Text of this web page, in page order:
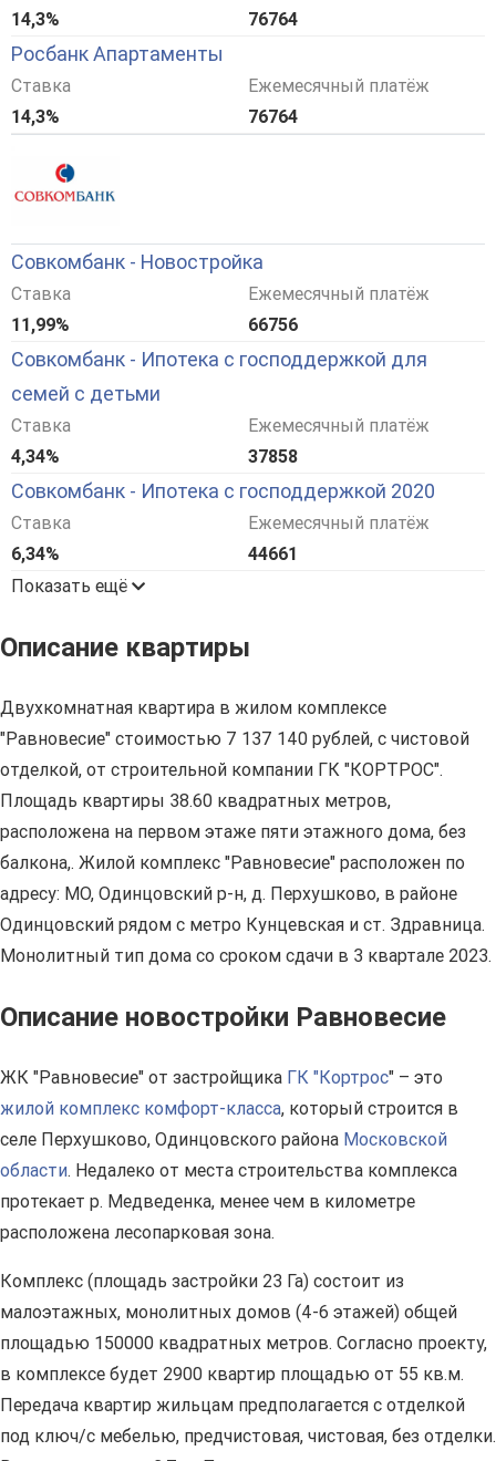
14,3% 76764
Росбанк Апартаменты
Ставка
14,3%
Ежемесячный платёж
76764
Совкомбанк - Новостройка
Ставка
11,99%
Ежемесячный платёж
66756
Совкомбанк - Ипотека с господдержкой для
семей с детьми
Ставка
4,34%
Ежемесячный платёж
37858
Совкомбанк - Ипотека с господдержкой 2020
Ставка
6,34%
Ежемесячный платёж
44661
Показать ещё
Описание квартиры
Двухкомнатная квартира в жилом комплексе
"Равновесие" стоимостью 7 137 140 рублей, с чистовой
отделкой, от строительной компании ГК "КОРТРОС".
Площадь квартиры 38.60 квадратных метров,
расположена на первом этаже пяти этажного дома, без
балкона,. Жилой комплекс "Равновесие" расположен по
адресу: МО, Одинцовский р-н, д. Перхушково, в районе
Одинцовский рядом с метро Кунцевская и ст. Здравница.
Монолитный тип дома со сроком сдачи в 3 квартале 2023.
Описание новостройки Равновесие
ЖК "Равновесие" от застройщика ГК "Кортрос" – это
жилой комплекс комфорт-класса, который строится в
селе Перхушково, Одинцовского района Московской
области. Недалеко от места строительства комплекса
протекает р. Медведенка, менее чем в километре
расположена лесопарковая зона.
Комплекс (площадь застройки 23 Га) состоит из
малоэтажных, монолитных домов (4-6 этажей) общей
площадью 150000 квадратных метров. Согласно проекту,
в комплексе будет 2900 квартир площадью от 55 кв.м.
Передача квартир жильцам предполагается с отделкой
под ключ/с мебелью, предчистовая, чистовая, без отделки.